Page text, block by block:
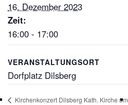
16. Dezember 2023
Zeit:
16:00 - 17:00
VERANSTALTUNGSORT
Dorfplatz Dilsberg
Kirchenkonzert Dilsberg Kath. Kirche um